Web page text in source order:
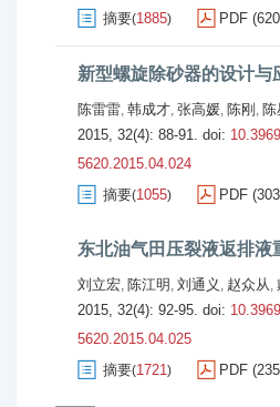
摘要(1885) PDF
新型螺旋除砂器的设计与
陈雷雷, 韩成才, 张高媛, 陈刚 , 陈
2015, 32(4): 88-91. doi:
5620.2015.04.024
摘要(1055) PDF
东北油气田压裂液返排液
刘立宏, 陈江明 , 刘通义 , 赵众从,
2015, 32(4): 92-95. doi:
5620.2015.04.025
摘要(1721) PDF